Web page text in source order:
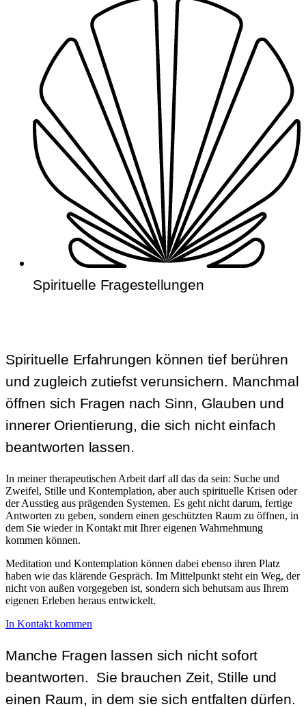
Spirituelle Fragestellungen
Spirituelle Erfahrungen können tief berühren
und zugleich zutiefst verunsichern. Manchmal
öffnen sich Fragen nach Sinn, Glauben und
innerer Orientierung, die sich nicht einfach
beantworten lassen.
In meiner therapeutischen Arbeit darf all das da sein: Suche und
Zweifel, Stille und Kontemplation, aber auch spirituelle Krisen oder
der Ausstieg aus prägenden Systemen. Es geht nicht darum, fertige
Antworten zu geben, sondern einen geschützten Raum zu öffnen, in
dem Sie wieder in Kontakt mit Ihrer eigenen Wahrnehmung
kommen können.
Meditation und Kontemplation können dabei ebenso ihren Platz
haben wie das klärende Gespräch. Im Mittelpunkt steht ein Weg, der
nicht von außen vorgegeben ist, sondern sich behutsam aus Ihrem
eigenen Erleben heraus entwickelt.
In Kontakt kommen
Manche Fragen lassen sich nicht sofort
beantworten. Sie brauchen Zeit, Stille und
einen Raum, in dem sie sich entfalten dürfen.